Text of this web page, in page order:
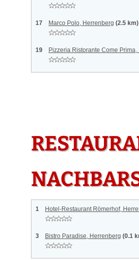
17 Marco Polo, Herrenberg (2.5 km)
19 Pizzeria Ristorante Come
1 Hotel-Restaurant Römerhof,
3 Bistro Paradise, Herrenberg (0.1